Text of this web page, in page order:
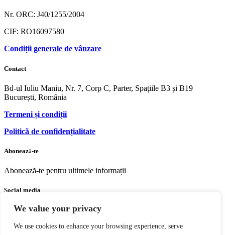
We value your privacy
We use cookies to enhance your browsing experience, serve
Nr. ORC: J40/1255/2004
CIF: RO16097580
Condiții generale de vânzare
Contact
Bd-ul Iuliu Maniu, Nr. 7, Corp C, Parter, Spațiile B3 și B19
București, România
Termeni și condiții
Politică de confidențialitate
Abonează-te
Abonează-te pentru ultimele informații
Social media
FacebookYoutubeInstagram